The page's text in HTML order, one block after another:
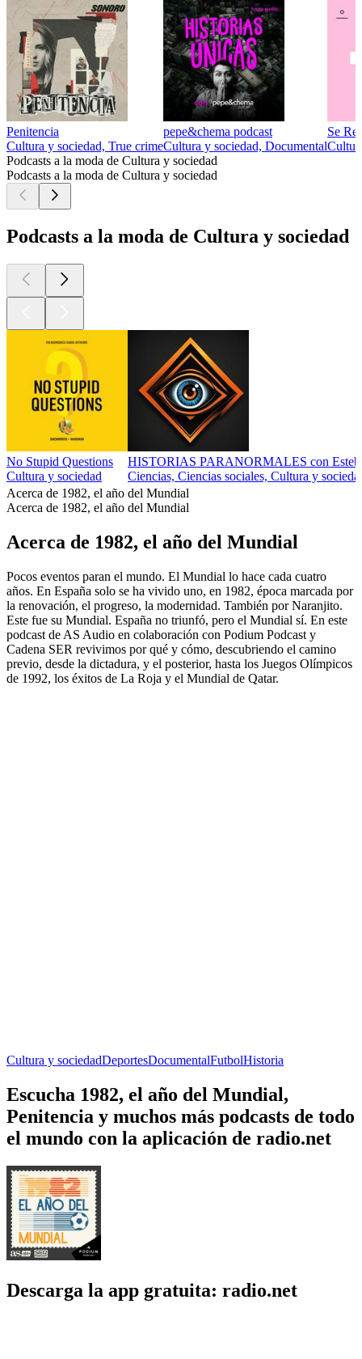
Penitencia
Cultura y sociedad, True crime
pepe&chema podcast
Cultura y sociedad, Documental
Se
Podcasts a la moda de Cultura y sociedad
Podcasts a la moda de Cultura y sociedad
Podcasts a la moda de Cultura y sociedad
No Stupid Questions
Cultura y sociedad
HISTORIAS PARANORMALES con
Ciencias, Ciencias sociales, Cultura y
Acerca de 1982, el año del Mundial
Acerca de 1982, el año del Mundial
Acerca de 1982, el año del Mundial
Pocos eventos paran el mundo. El Mundial lo hace cada cuatro
años. En España solo se ha vivido uno, en 1982, época marcada por
la renovación, el progreso, la modernidad. También por Naranjito.
Este fue su Mundial. España no triunfó, pero el Mundial sí. En este
podcast de AS Audio en colaboración con Podium Podcast y
Cadena SER revivimos por qué y cómo, descubriendo el camino
previo, desde la dictadura, y el posterior, hasta los Juegos Olímpicos
de 1992, los éxitos de La Roja y el Mundial de Qatar.
Cultura y sociedadDeportesDocumentalFutbolHistoria
Escucha 1982, el año del Mundial,
Penitencia y muchos más podcasts de todo
el mundo con la aplicación de radio.net
Descarga la app gratuita: radio.net